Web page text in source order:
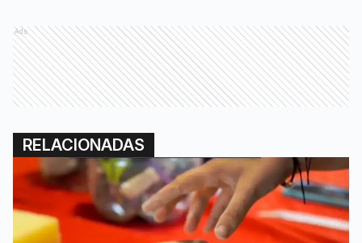
Ads
RELACIONADAS